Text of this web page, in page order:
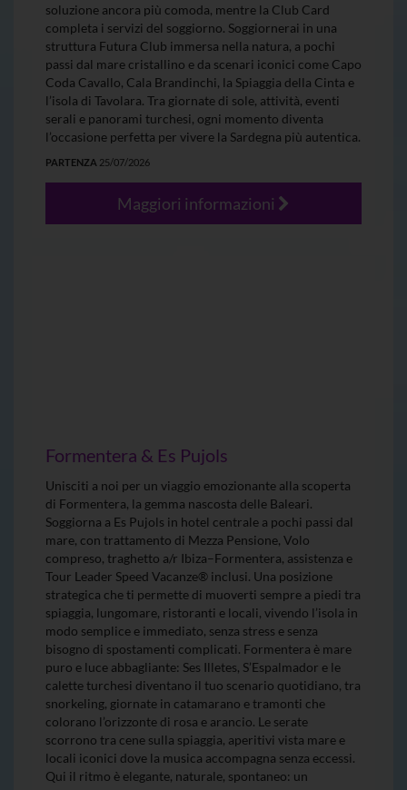
soluzione ancora più comoda, mentre la Club Card
completa i servizi del soggiorno. Soggiornerai in una
struttura Futura Club immersa nella natura, a pochi
passi dal mare cristallino e da scenari iconici come Capo
Coda Cavallo, Cala Brandinchi, la Spiaggia della Cinta e
l’isola di Tavolara. Tra giornate di sole, attività, eventi
serali e panorami turchesi, ogni momento diventa
l’occasione perfetta per vivere la Sardegna più autentica.
PARTENZA 25/07/2026
Maggiori informazioni
Formentera & Es Pujols
Unisciti a noi per un viaggio emozionante alla scoperta
di Formentera, la gemma nascosta delle Baleari.
Soggiorna a Es Pujols in hotel centrale a pochi passi dal
mare, con trattamento di Mezza Pensione, Volo
compreso, traghetto a/r Ibiza–Formentera, assistenza e
Tour Leader Speed Vacanze® inclusi. Una posizione
strategica che ti permette di muoverti sempre a piedi tra
spiaggia, lungomare, ristoranti e locali, vivendo l’isola in
modo semplice e immediato, senza stress e senza
bisogno di spostamenti complicati. Formentera è mare
puro e luce abbagliante: Ses Illetes, S’Espalmador e le
calette turchesi diventano il tuo scenario quotidiano, tra
snorkeling, giornate in catamarano e tramonti che
colorano l’orizzonte di rosa e arancio. Le serate
scorrono tra cene sulla spiaggia, aperitivi vista mare e
locali iconici dove la musica accompagna senza eccessi.
Qui il ritmo è elegante, naturale, spontaneo: un